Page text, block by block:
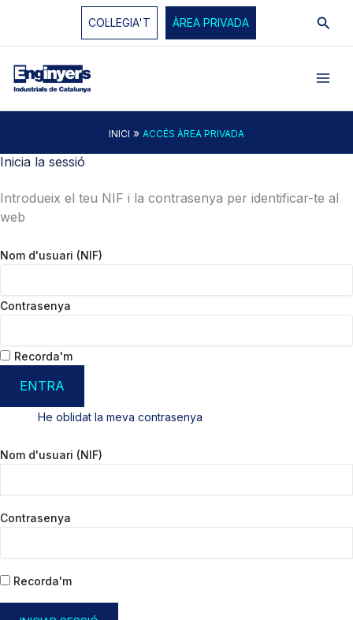
COL·LEGIA'T ÀREA PRIVADA
INICI » ACCÉS ÀREA PRIVADA
Inicia la sessió
Introdueix el teu NIF i la contrasenya per identificar-te al
web
Nom d'usuari (NIF)
Contrasenya
Recorda'm
ENTRA
He oblidat la meva contrasenya
Nom d'usuari (NIF)
Contrasenya
Recorda'm